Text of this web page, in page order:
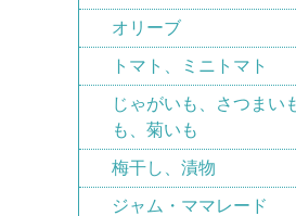
オリーブ
トマト、ミニトマト
じゃがいも、さつまい
も、菊いも
梅干し、漬物
ジャム・ママレード